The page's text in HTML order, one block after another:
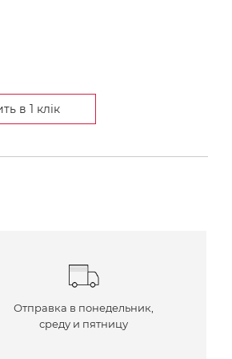
в 1 клік
Отправка в понедельник,
среду и пятницу